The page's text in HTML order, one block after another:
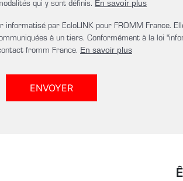
qui y sont définis. En savoir plus
par EcloLINK pour FROMM France.
à un tiers. Conformément à la loi
fromm France. En savoir plus